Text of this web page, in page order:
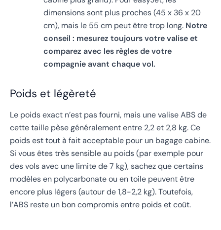
dimensions sont plus proches (45 x 36 x 20
cm), mais le 55 cm peut être trop long. Notre
conseil : mesurez toujours votre valise et
comparez avec les règles de votre
compagnie avant chaque vol.
Poids et légèreté
Le poids exact n’est pas fourni, mais une valise ABS de
cette taille pèse généralement entre 2,2 et 2,8 kg. Ce
poids est tout à fait acceptable pour un bagage cabine.
Si vous êtes très sensible au poids (par exemple pour
des vols avec une limite de 7 kg), sachez que certains
modèles en polycarbonate ou en toile peuvent être
encore plus légers (autour de 1,8-2,2 kg). Toutefois,
l’ABS reste un bon compromis entre poids et coût.